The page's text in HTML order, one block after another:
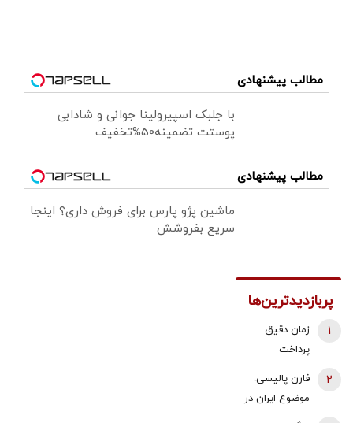
مطالب پیشنهادی
با جلبک اسپیرولینا جوانی و شادابی
پوستت تضمینه50%تخفیف
مطالب پیشنهادی
ماشین پژو پارس برای فروش داری؟ اینجا
سریع بفروشش
پربازدیدترین‌ها
زمان دقیق
پرداخت
بازنشستگان
تامین اجتماعی
1
فارن پالیسی:
موضوع ایران در
اختیار دولت
2